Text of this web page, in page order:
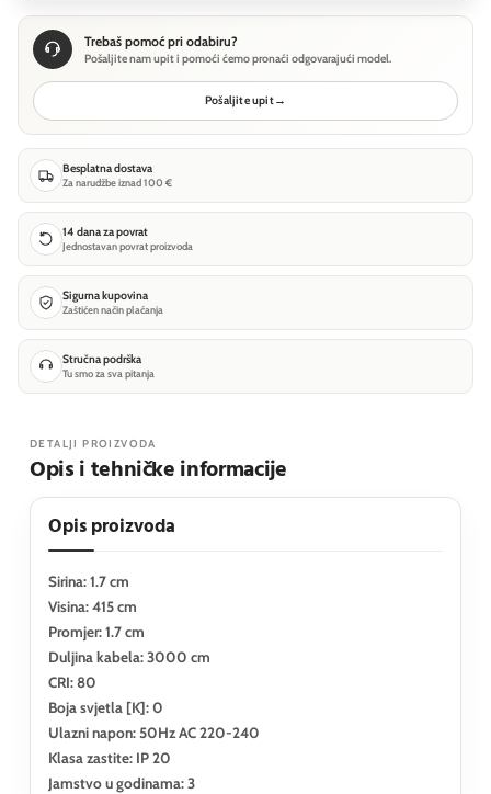
Trebaš pomoć pri odabiru?
Pošaljite nam upit i pomoći ćemo pronaći odgovarajući model.
Pošaljite upit→
Besplatna dostava
Za narudžbe iznad 100 €
14 dana za povrat
Jednostavan povrat proizvoda
Sigurna kupovina
Zaštićen način plaćanja
Stručna podrška
Tu smo za sva pitanja
DETALJI PROIZVODA
Opis i tehničke informacije
Opis proizvoda
Sirina: 1.7 cm
Visina: 415 cm
Promjer: 1.7 cm
Duljina kabela: 3000 cm
CRI: 80
Boja svjetla [K]: 0
Ulazni napon: 50Hz AC 220-240
Klasa zastite: IP 20
Jamstvo u godinama: 3